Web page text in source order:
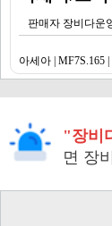
판매자 장비다운
아세아 | MF7S.165
"장비
면 장